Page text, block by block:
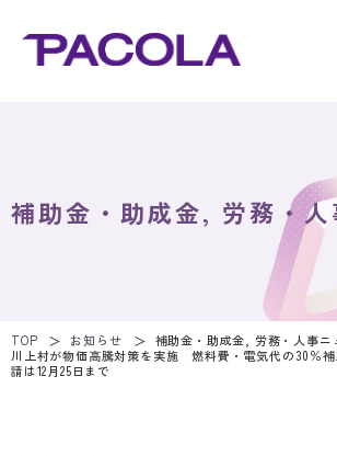
補助金・助成金, 労務・
TOP お知らせ
補助金・助成金, 労務・人事ニ
川上村が物価高騰対策を実施 燃料費・電気代の30％補
請は12月25日まで